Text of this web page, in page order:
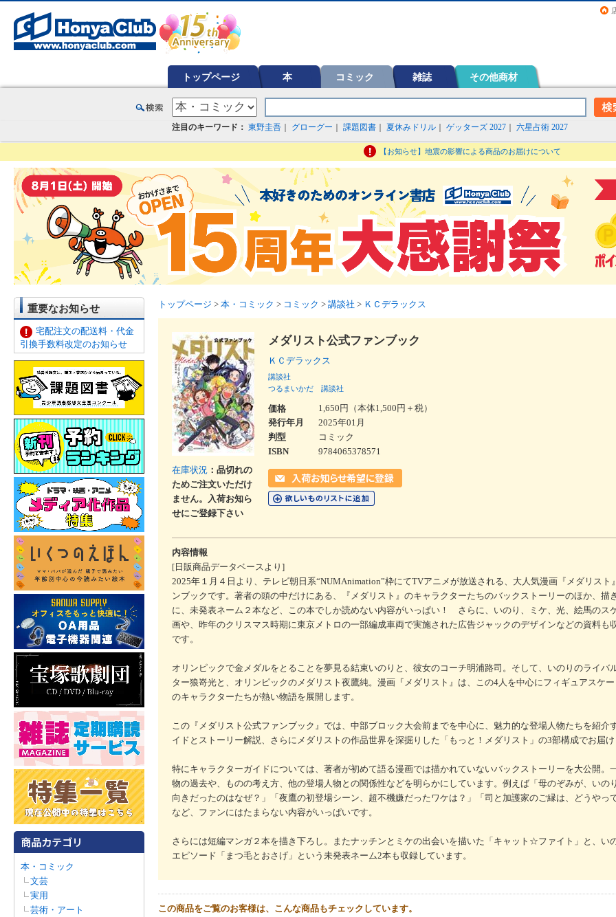
トップページ 本 コミック 雑誌 その他商材
注目のキーワード： 東野圭吾 グローグー 課題図書 夏休みドリル ゲッターズ 2027 六星占術 2027
【お知らせ】地震の影響による商品のお届けについて
重要なお知らせ
宅配注文の配送料・代金
引換手数料改定のお知らせ
本・コミック
文芸
実用
芸術・アート
トップページ > 本・コミック > コミック > 講談社 > ＫＣデラックス
在庫状況 ：品切れの
ためご注文いただけ
ません。入荷お知ら
せにご登録下さい
メダリスト公式ファンブック
ＫＣデラックス
講談社
つるまいかだ
講談社
価格
1,650円（本体1,500円＋税）
発行年月
2025年01月
判型
コミック
ISBN
9784065378571
内容情報
[日販商品データベースより]
2025年１月４日より、テレビ朝日系“NUMAnimation”枠にてTVアニメが放送される、大人気漫画『メダリスト
ンブックです。著者の頭の中だけにある、『メダリスト』のキャラクターたちのバックストーリーのほか、描
に、未発表ネーム２本など、この本でしか読めない内容がいっぱい！ さらに、いのり、ミケ、光、絵馬のス
画や、昨年のクリスマス時期に東京メトロの一部編成車両で実施された広告ジャックのデザインなどの資料も
です。
オリンピックで金メダルをとることを夢見る結束いのりと、彼女のコーチ明浦路司。そして、いのりのライバ
ター狼嵜光と、オリンピックのメダリスト夜鷹純。漫画『メダリスト』は、この4人を中心にフィギュアスケー
のキャラクターたちが熱い物語を展開します。
この『メダリスト公式ファンブック』では、中部ブロック大会前までを中心に、魅力的な登場人物たちを紹介
イドとストーリー解説、さらにメダリストの作品世界を深掘りした「もっと！メダリスト」の3部構成でお届け
特にキャラクターガイドについては、著者が初めて語る漫画では描かれていないバックストーリーを大公開。
物の過去や、ものの考え方、他の登場人物との関係性などを明らかにしています。例えば「母のぞみが、いの
向きだったのはなぜ？」「夜鷹の初登場シーン、超不機嫌だったワケは？」「司と加護家のご縁は、どうやっ
など、ファンにはたまらない内容がいっぱいです。
さらには短編マンガ２本を描き下ろし。またナッチンとミケの出会いを描いた「キャット☆ファイト」と、い
エピソード「まつ毛とおさげ」という未発表ネーム2本も収録しています。
この商品をご覧のお客様は、こんな商品もチェックしています。